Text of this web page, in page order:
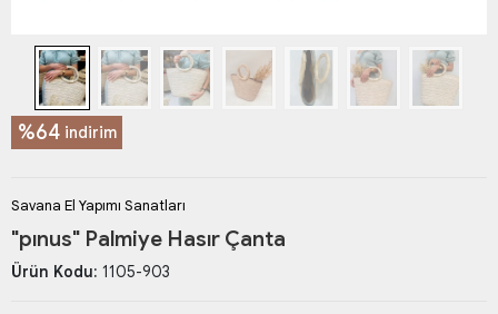
%64 indirim
Savana El Yapımı Sanatları
"pınus" Palmiye Hasır Çanta
Ürün Kodu: 1105-903